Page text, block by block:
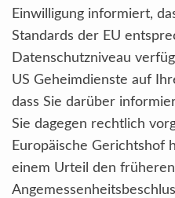
Einwilligung informiert,
Standards der EU
Datenschutzniveau
US Geheimdienste auf
dass Sie darüber
Sie dagegen rechtlich
Europäische Gerichtshof
einem Urteil den früheren